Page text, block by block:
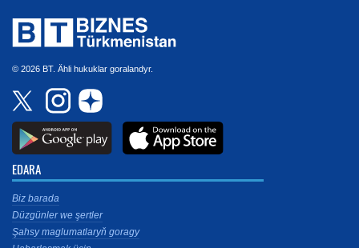
© 2026 BT. Ähli hukuklar goralandyr.
EDARA
Biz barada
Düzgünler we şertler
Şahsy maglumatlaryň goragy